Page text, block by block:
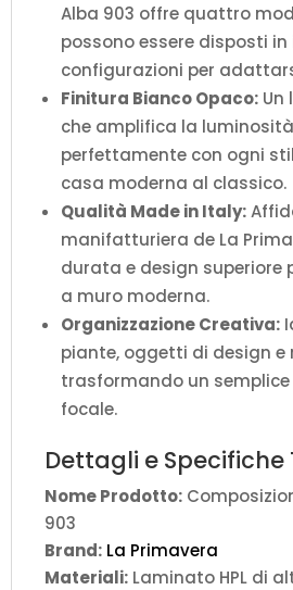
Alba 903 offre quattro
possono essere disposti
configurazioni per
Finitura Bianco Opaco: Un
che amplifica la
perfettamente con ogni
casa moderna al classico.
Qualità Made in Italy:
manifatturiera de La
durata e design superiore
a muro moderna.
Organizzazione Creativa:
piante, oggetti di design e
trasformando un
focale.
Dettagli e Specifiche
Nome Prodotto:
903
Brand: La Primavera
Materiali: Laminato HPL di